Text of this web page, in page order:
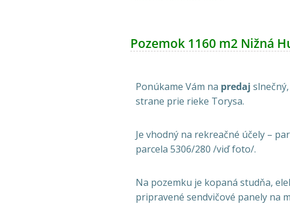
Pozemok 1160 m2 Nižná
Ponúkame Vám na predaj
strane prie rieke Torysa.
Je vhodný na rekreačné účely –
parcela 5306/280 /viď foto/.
Na pozemku je kopaná studňa,
pripravené sendvičové panely na